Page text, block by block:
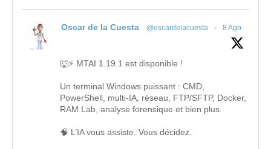
Oscar de la Cuesta @oscardelacuesta · 8 Ago
🐺⚡ MTAI 1.19.1 est disponible !
Un terminal Windows puissant : CMD,
PowerShell, multi-IA, réseau, FTP/SFTP, Docker,
RAM Lab, analyse forensique et bien plus.
🧠 L’IA vous assiste. Vous décidez.